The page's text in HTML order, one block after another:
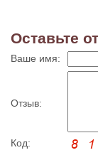
Оставьте
Ваше имя:
Отзыв:
Код: